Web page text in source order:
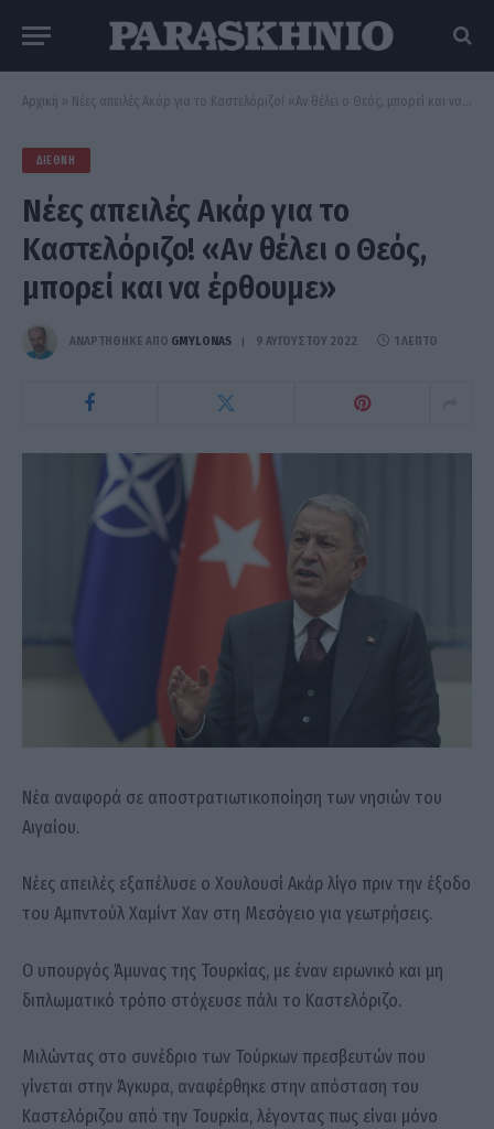
Αρχική » Νέες απειλές Ακάρ για το Καστελόριζο! «Αν θέλει ο Θεός, μπορεί και να έρθουμε»
ΔΙΕΘΝΉ
Νέες απειλές Ακάρ για το
Καστελόριζο! «Αν θέλει ο Θεός,
μπορεί και να έρθουμε»
ΑΝΑΡΤΗΘΗΚΕ ΑΠΟ GMYLONAS 9 ΑΥΓΟΎΣΤΟΥ 2022 1 ΛΕΠΤΌ
Νέα αναφορά σε αποστρατιωτικοποίηση των νησιών του
Αιγαίου.
Νέες απειλές εξαπέλυσε ο Χουλουσί Ακάρ λίγο πριν την έξοδο
του Αμπντούλ Χαμίντ Χαν στη Μεσόγειο για γεωτρήσεις.
Ο υπουργός Άμυνας της Τουρκίας, με έναν ειρωνικό και μη
διπλωματικό τρόπο στόχευσε πάλι το Καστελόριζο.
Μιλώντας στο συνέδριο των Τούρκων πρεσβευτών που
γίνεται στην Άγκυρα, αναφέρθηκε στην απόσταση του
Καστελόριζου από την Τουρκία, λέγοντας πως είναι μόνο